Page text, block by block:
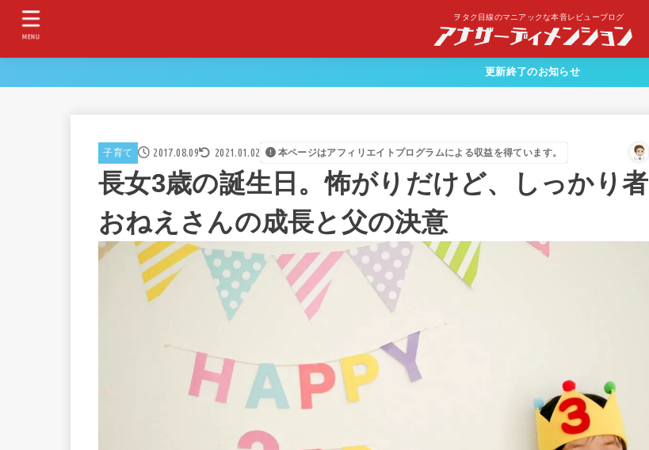
ヲタク目線のマニアックな本音レビューブログ
MENU
更新終了のお知らせ
子育て 2017.08.09 2021.01.02 本ページはアフィリエイトプログラムによる収益を得ています。
長女3歳の誕生日。怖がりだけど、しっかり者
おねえさんの成長と父の決意